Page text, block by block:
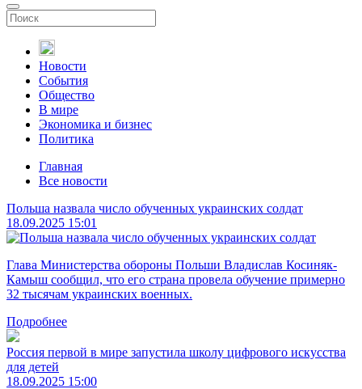
Новости
События
Общество
В мире
Экономика и бизнес
Политика
Главная
Все новости
Польша назвала число обученных украинских солдат
18.09.2025 15:01
Глава Министерства обороны Польши Владислав Косиняк-
Камыш сообщил, что его страна провела обучение примерно
32 тысячам украинских военных.
Подробнее
Россия первой в мире запустила школу цифрового искусства
для детей
18.09.2025 15:00